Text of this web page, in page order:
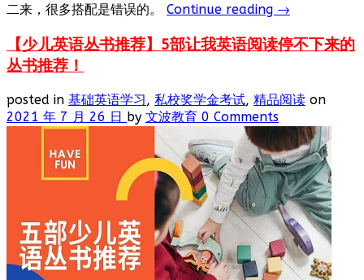
二来，很多搭配是错误的。 Continue reading →
【少儿英语丛书推荐】5部让我英语阅读停不下来的
丛书推荐！
posted in 基础英语学习, 私校奖学金考试, 精品阅读 on
2021 年 7 月 26 日 by 文波教育 0 Comments